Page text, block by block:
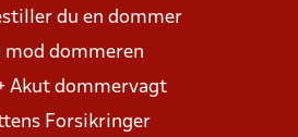
du en dommer
mod dommeren
Akut dommervagt
Forsikringer